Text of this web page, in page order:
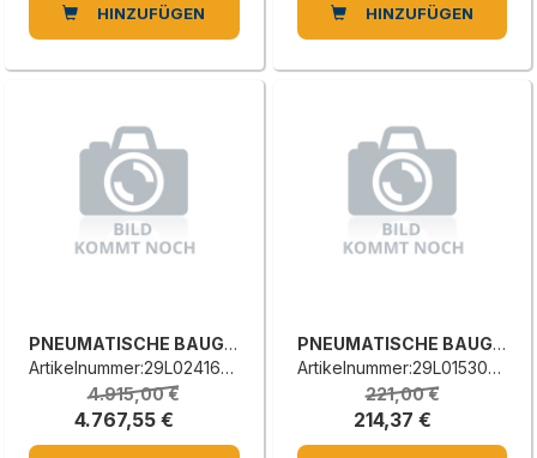
HINZUFÜGEN HINZUFÜGEN
PNEUMATISCHE BAUGRUPPE
Artikelnummer:29L0241668B
4.915,00 €
4.767,55 €
PNEUMATISCHE BAUGRUPPE
Artikelnummer:29L0153091L
221,00 €
214,37 €